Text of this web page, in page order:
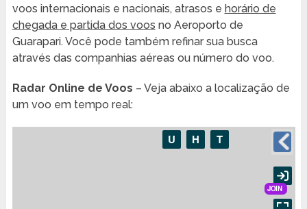
voos internacionais e nacionais, atrasos e horário de
chegada e partida dos voos no Aeroporto de
Guarapari. Você pode também refinar sua busca
através das companhias aéreas ou número do voo.
Radar Online de Voos – Veja abaixo a localização de
um voo em tempo real: